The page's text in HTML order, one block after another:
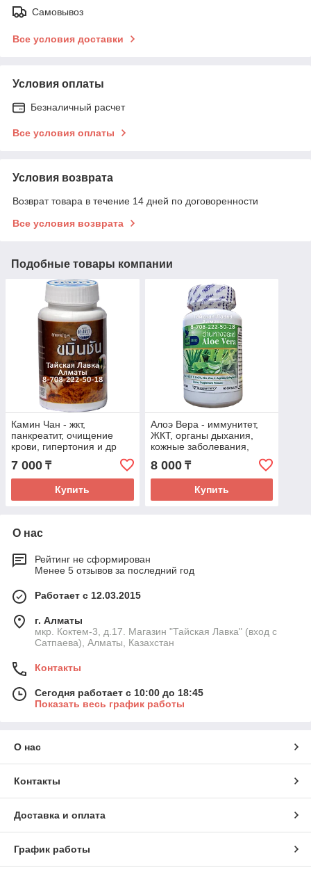
Самовывоз
Все условия доставки
Условия оплаты
Безналичный расчет
Все условия оплаты
Условия возврата
Возврат товара в течение 14 дней по договоренности
Все условия возврата
Подобные товары компании
Камин Чан - жкт,
панкреатит, очищение
крови, гипертония и др
7 000 ₸
Купить
Алоэ Вера - иммунитет,
ЖКТ, органы дыхания,
кожные заболевания,
ЦНС, сердечный ритм,
улучшает аппетит и др
8 000₸
Купить
О нас
Рейтинг не сформирован
Менее 5 отзывов за последний год
Работает с 12.03.2015
г. Алматы
мкр. Коктем-3, д.17. Магазин "Тайская Лавка" (вход с
Сатпаева), Алматы, Казахстан
Контакты
Сегодня работает с 10:00 до 18:45
Показать весь график работы
О нас
Контакты
Доставка и оплата
График работы